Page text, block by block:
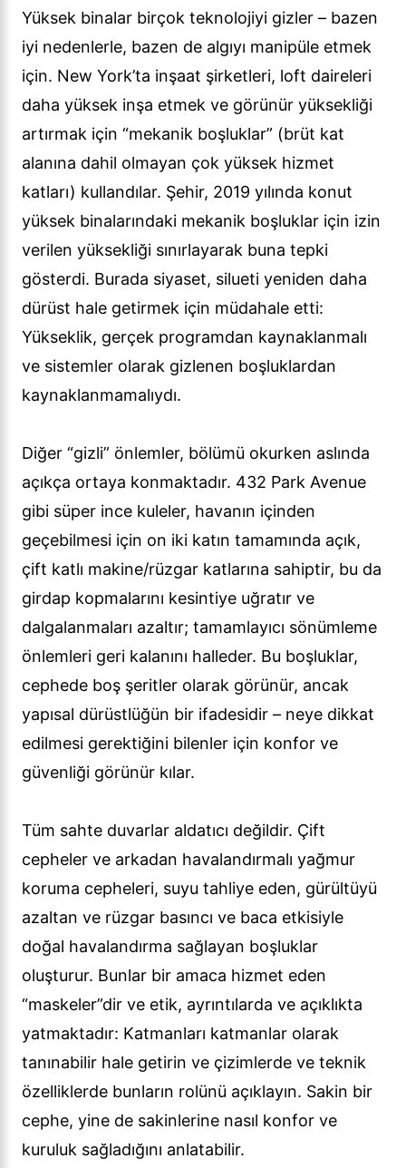
Yüksek binalar birçok teknolojiyi gizler – bazen
iyi nedenlerle, bazen de algıyı manipüle etmek
için. New York’ta inşaat şirketleri, loft daireleri
daha yüksek inşa etmek ve görünür yüksekliği
artırmak için “mekanik boşluklar” (brüt kat
alanına dahil olmayan çok yüksek hizmet
katları) kullandılar. Şehir, 2019 yılında konut
yüksek binalarındaki mekanik boşluklar için izin
verilen yüksekliği sınırlayarak buna tepki
gösterdi. Burada siyaset, silueti yeniden daha
dürüst hale getirmek için müdahale etti:
Yükseklik, gerçek programdan kaynaklanmalı
ve sistemler olarak gizlenen boşluklardan
kaynaklanmamalıydı.
Diğer “gizli” önlemler, bölümü okurken aslında
açıkça ortaya konmaktadır. 432 Park Avenue
gibi süper ince kuleler, havanın içinden
geçebilmesi için on iki katın tamamında açık,
çift katlı makine/rüzgar katlarına sahiptir, bu da
girdap kopmalarını kesintiye uğratır ve
dalgalanmaları azaltır; tamamlayıcı sönümleme
önlemleri geri kalanını halleder. Bu boşluklar,
cephede boş şeritler olarak görünür, ancak
yapısal dürüstlüğün bir ifadesidir – neye dikkat
edilmesi gerektiğini bilenler için konfor ve
güvenliği görünür kılar.
Tüm sahte duvarlar aldatıcı değildir. Çift
cepheler ve arkadan havalandırmalı yağmur
koruma cepheleri, suyu tahliye eden, gürültüyü
azaltan ve rüzgar basıncı ve baca etkisiyle
doğal havalandırma sağlayan boşluklar
oluşturur. Bunlar bir amaca hizmet eden
“maskeler”dir ve etik, ayrıntılarda ve açıklıkta
yatmaktadır: Katmanları katmanlar olarak
tanınabilir hale getirin ve çizimlerde ve teknik
özelliklerde bunların rolünü açıklayın. Sakin bir
cephe, yine de sakinlerine nasıl konfor ve
kuruluk sağladığını anlatabilir.